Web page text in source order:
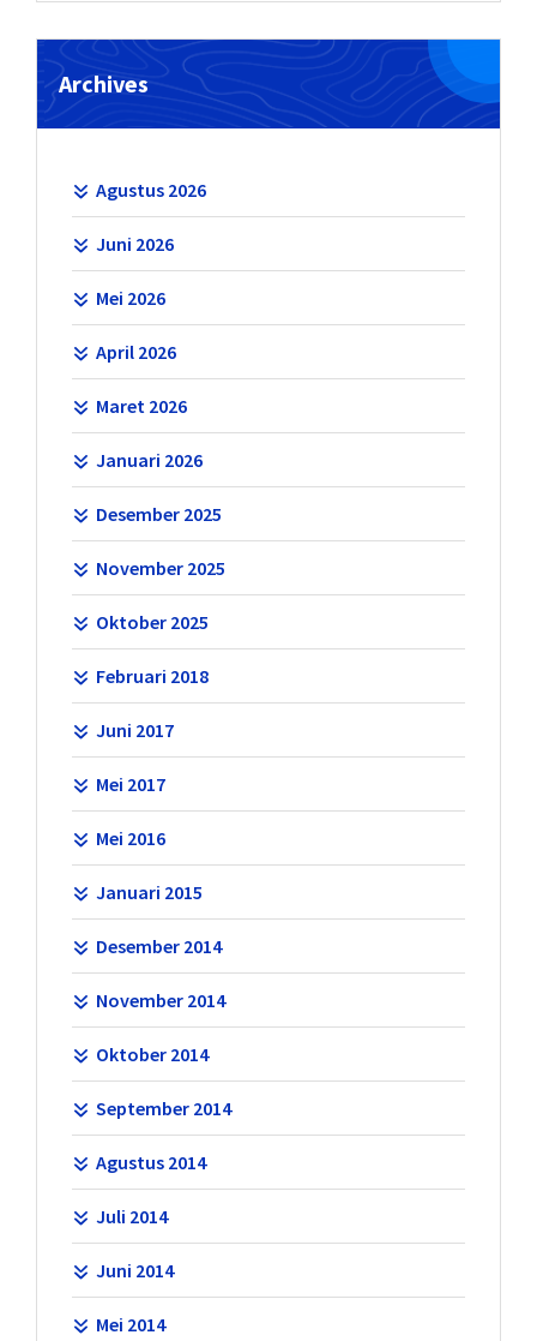
Archives
Agustus 2026
Juni 2026
Mei 2026
April 2026
Maret 2026
Januari 2026
Desember 2025
November 2025
Oktober 2025
Februari 2018
Juni 2017
Mei 2017
Mei 2016
Januari 2015
Desember 2014
November 2014
Oktober 2014
September 2014
Agustus 2014
Juli 2014
Juni 2014
Mei 2014